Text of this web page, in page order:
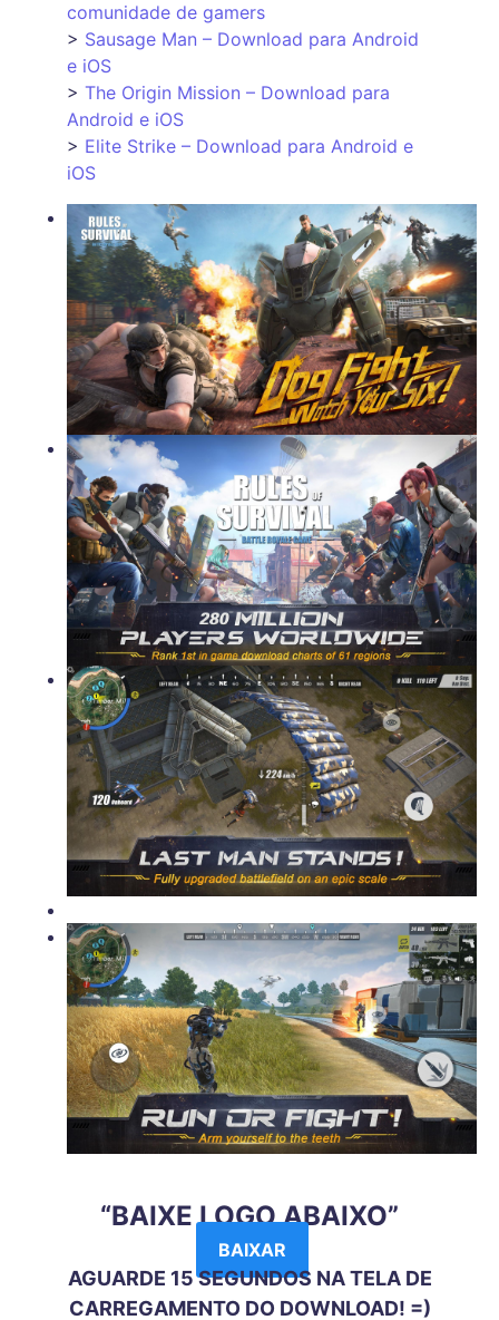
comunidade de gamers
> Sausage Man – Download para Android
e iOS
> The Origin Mission – Download para
Android e iOS
> Elite Strike – Download para Android e
iOS
“BAIXE LOGO ABAIXO”
BAIXAR
AGUARDE 15 SEGUNDOS NA TELA DE
CARREGAMENTO DO DOWNLOAD! =)